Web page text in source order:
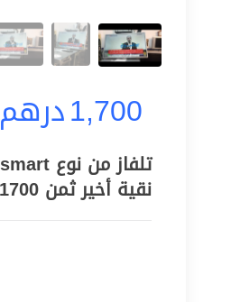
1,700درهم
نقية أخير ثمن 1700درهم